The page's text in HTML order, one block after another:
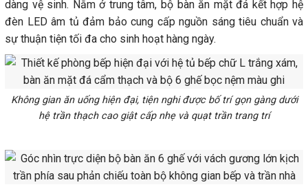
dàng vệ sinh. Nằm ở trung tâm, bộ bàn ăn mặt đá kết hợp hệ
đèn LED âm tủ đảm bảo cung cấp nguồn sáng tiêu chuẩn và
sự thuận tiện tối đa cho sinh hoạt hàng ngày.
Không gian ăn uống hiện đại, tiện nghi được bố trí gọn gàng dưới
hệ trần thạch cao giật cấp nhẹ và quạt trần trang trí